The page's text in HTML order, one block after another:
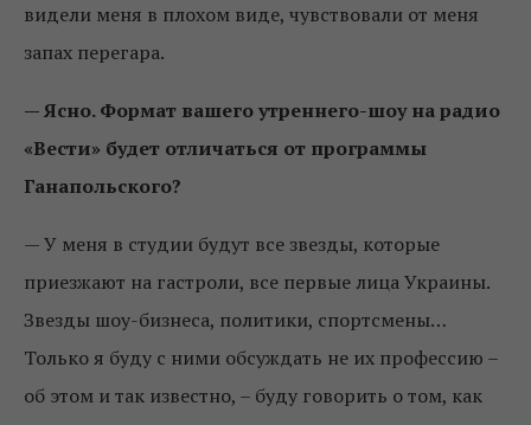
видели меня в плохом виде, чувствовали от меня
запах перегара.
— Ясно. Формат вашего утреннего-шоу на радио
«Вести» будет отличаться от программы
Ганапольского?
— У меня в студии будут все звезды, которые
приезжают на гастроли, все первые лица Украины.
Звезды шоу-бизнеса, политики, спортсмены…
Только я буду с ними обсуждать не их профессию –
об этом и так известно, – буду говорить о том, как